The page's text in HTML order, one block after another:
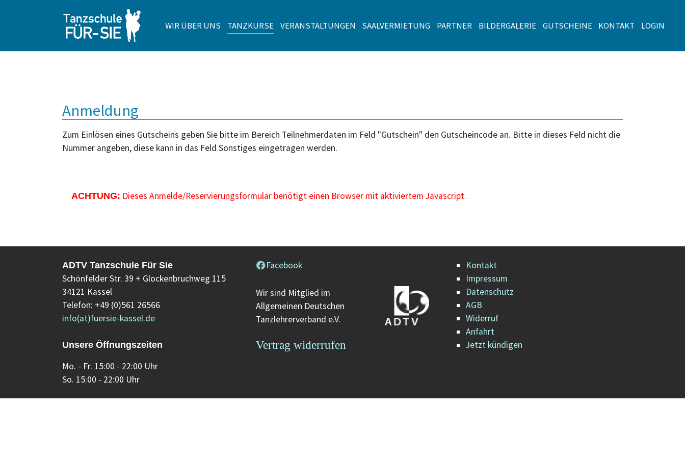
WIR ÜBER UNS TANZKURSE VERANSTALTUNGEN SAALVERMIETUNG PARTNER BILDERGALERIE GUTSCHEINE KONTAKT LOGIN
Anmeldung
Zum Einlösen eines Gutscheins geben Sie bitte im Bereich Teilnehmerdaten im Feld "Gutschein" den Gutscheincode an. Bitte in dieses Feld nicht die
Nummer angeben, diese kann in das Feld Sonstiges eingetragen werden.
ACHTUNG: Dieses Anmelde/Reservierungsformular benötigt einen Browser mit aktiviertem Javascript.
ADTV Tanzschule Für Sie
Schönfelder Str. 39 + Glockenbruchweg 115
34121 Kassel
Telefon: +49 (0)561 26566
info(at)fuersie-kassel.de
Unsere Öffnungszeiten
Mo. - Fr. 15:00 - 22:00 Uhr
So. 15:00 - 22:00 Uhr
Facebook
Wir sind Mitglied im
Allgemeinen Deutschen
Tanzlehrerverband e.V.
Vertrag widerrufen
Kontakt
Impressum
Datenschutz
AGB
Widerruf
Anfahrt
Jetzt kündigen